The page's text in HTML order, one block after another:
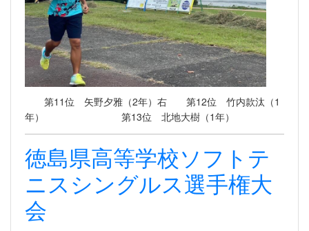
第11位 矢野夕雅（2年）右 第12位 竹内款汰（1
年） 第13位 北地大樹（1年）
徳島県高等学校ソフトテ
ニスシングルス選手権大
会